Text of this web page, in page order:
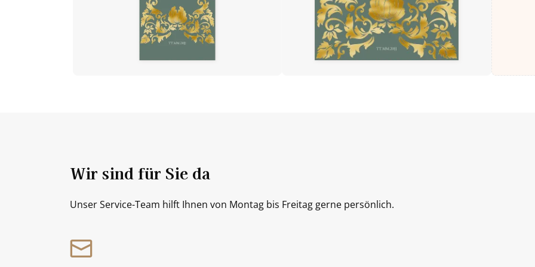
Wir sind für Sie da
Unser Service-Team hilft Ihnen von Montag bis Freitag gerne persönlich.